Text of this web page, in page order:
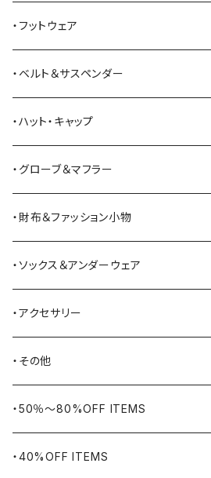
American Optical
ANDERSON BEAN BOOT CO.
Bass Pro Shops
BATTLE LAKE
Barbour
BAYSIDE
BELSTAFF
BIG BILL
WORKERS BIGDAY
BHADUR
セーター
スウェットシャツ
カーディガン
パーカー
オーバーオール
ミリタリーパンツ
ツナギ
ジャージ・スウェット
ハーフパンツ・ショートパンツ
ジャケット
ベスト
トートバッグ
ショルダーバッグ
リュック・バックパック
ボストンバッグ・ダッフルバッグ
ヒップバッグ・ファニーパック
ブリーフケース
ツールバッグ
・フットウェア
ブーツ
スニーカー
サンダル
その他シューズ
シュー用品
・ベルト＆サスペンダー
・ハット・キャップ
・グローブ＆マフラー
・財布＆ファッション小物
・ソックス＆アンダーウェア
・アクセサリー
バングル・ブレスレット
リング
ネックレス・ペンダント
・その他
ヴィンテージ
アウトドア用品
・50％〜80%OFF ITEMS
・40%OFF ITEMS